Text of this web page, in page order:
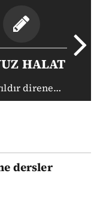
HALAT
direnen
neden
dersler